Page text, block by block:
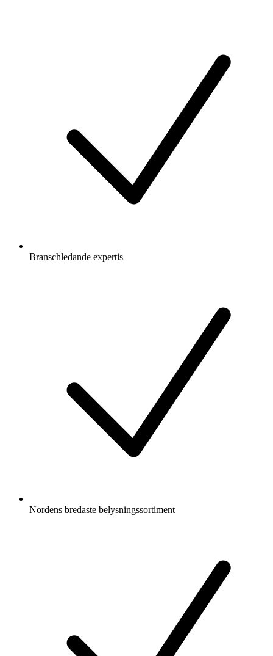
Branschledande expertis
Nordens bredaste belysningssortiment